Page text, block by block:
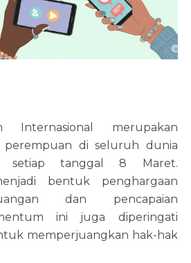
Internasional merupakan
di seluruh dunia
setiap tanggal 8 Maret.
bentuk penghargaan
dan pencapaian
ini juga diperingati
memperjuangkan hak-hak